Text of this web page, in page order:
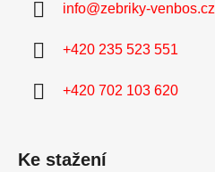
info@zebriky-venbos.cz
+420 235 523 551
+420 702 103 620
Ke stažení